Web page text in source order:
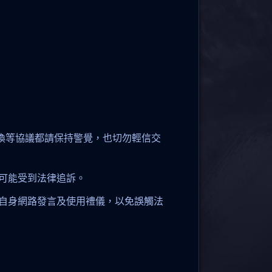
協議都請保持警覺，也切勿輕信交
能受到法律追訴。
身網路發言及使用禮儀，以免誤觸法